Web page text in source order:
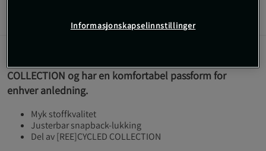
Anmeldelser
COLLECTION og har en komfortabel passform for
enhver anledning.
Myk stoffkvalitet
Justerbar snapback-lukking
Del av [REE]CYCLED COLLECTION
Informasjonskapselinnstillinger